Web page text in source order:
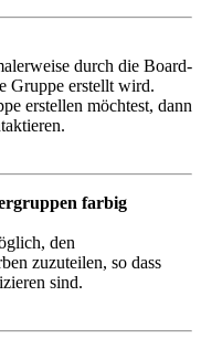
durch die Board-
Gruppe erstellt wird.
erstellen möchtest, dann
farbig
den
zuzuteilen, so dass
sind.